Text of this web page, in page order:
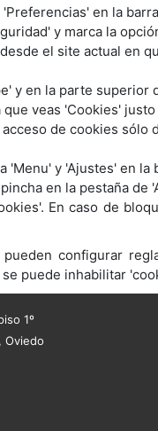
en la
y marca la
el site actual en
y en la parte
veas 'Cookies'
de cookies sólo
'Menu' y 'Ajustes' en la
en la pestaña de
En caso de
pueden configurar
puede inhabilitar
1º
Oviedo